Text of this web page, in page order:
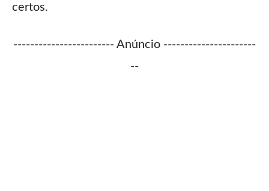
certos.
------------------------ Anúncio ----------------------
--